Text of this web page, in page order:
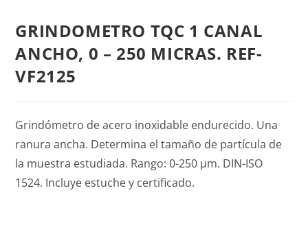
GRINDOMETRO TQC 1 CANAL
ANCHO, 0 – 250 MICRAS. REF-
VF2125
Grindómetro de acero inoxidable endurecido. Una
ranura ancha. Determina el tamaño de partícula de
la muestra estudiada. Rango: 0-250 µm. DIN-ISO
1524. Incluye estuche y certificado.